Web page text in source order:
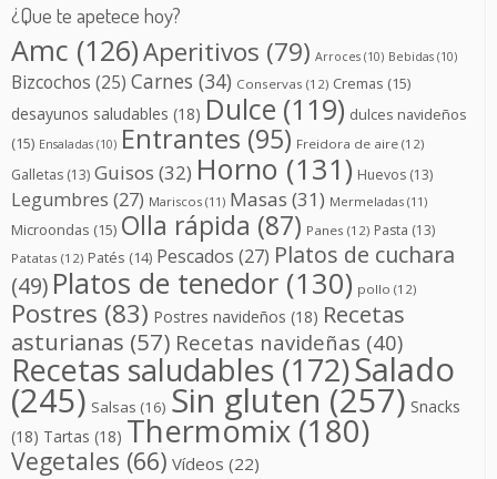
¿Que te apetece hoy?
Amc (126)Aperitivos (79) Arroces (10) Bebidas (10)
Bizcochos (25) Carnes (34) Conservas (12) Cremas (15)
desayunos saludables (18) Dulce (119) dulces navideños
(15) Ensaladas (10) Entrantes (95) Freidora de aire (12)
Galletas (13) Guisos (32) Horno (131) Huevos (13)
Legumbres (27) Mariscos (11) Masas (31) Mermeladas (11)
Microondas (15) Olla rápida (87) Panes (12) Pasta (13)
Patatas (12) Patés (14) Pescados (27) Platos de cuchara
(49) Platos de tenedor (130) pollo (12)
Postres (83) Postres navideños (18) Recetas
asturianas (57) Recetas navideñas (40)
Recetas saludables (172)Salado
(245) Salsas (16) Sin gluten (257) Snacks
(18) Tartas (18) Thermomix (180)
Vegetales (66) Vídeos (22)